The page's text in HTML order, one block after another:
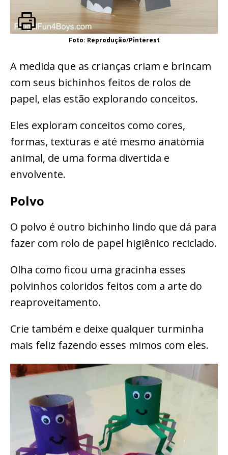
Foto: Reprodução/Pinterest
A medida que as crianças criam e brincam
com seus bichinhos feitos de rolos de
papel, elas estão explorando conceitos.
Eles exploram conceitos como cores,
formas, texturas e até mesmo anatomia
animal, de uma forma divertida e
envolvente.
Polvo
O polvo é outro bichinho lindo que dá para
fazer com rolo de papel higiênico reciclado.
Olha como ficou uma gracinha esses
polvinhos coloridos feitos com a arte do
reaproveitamento.
Crie também e deixe qualquer turminha
mais feliz fazendo esses mimos com eles.